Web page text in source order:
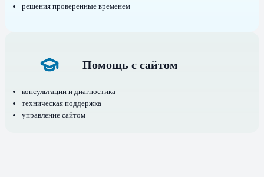
решения проверенные временем
Помощь с сайтом
консультации и диагностика
техническая поддержка
управление сайтом